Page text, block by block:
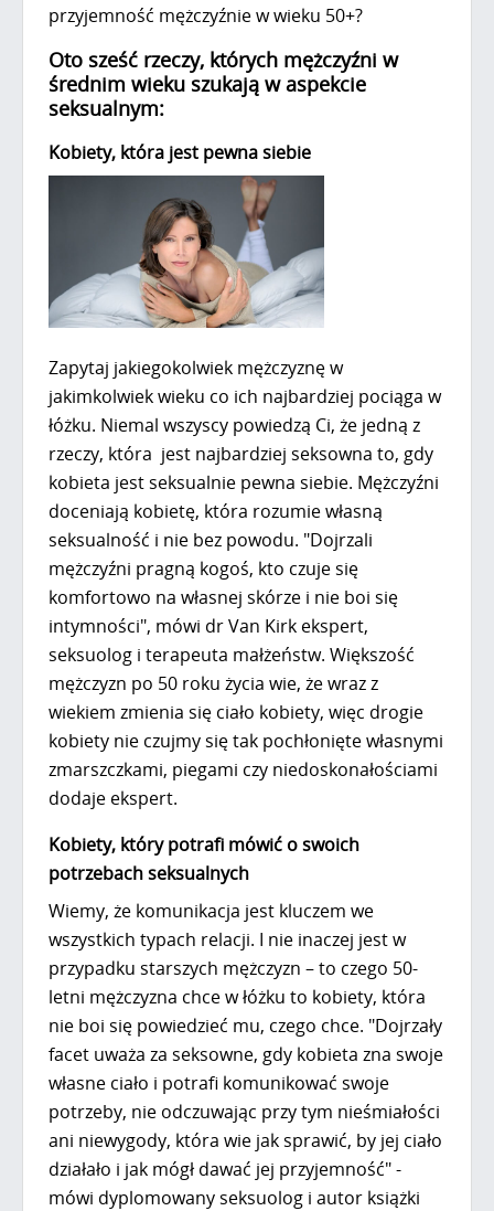
przyjemność mężczyźnie w wieku 50+?
Oto sześć rzeczy, których mężczyźni w
średnim wieku szukają w aspekcie
seksualnym:
Kobiety, która jest pewna siebie
Zapytaj jakiegokolwiek mężczyznę w
jakimkolwiek wieku co ich najbardziej pociąga w
łóżku. Niemal wszyscy powiedzą Ci, że jedną z
rzeczy, która jest najbardziej seksowna to, gdy
kobieta jest seksualnie pewna siebie. Mężczyźni
doceniają kobietę, która rozumie własną
seksualność i nie bez powodu. "Dojrzali
mężczyźni pragną kogoś, kto czuje się
komfortowo na własnej skórze i nie boi się
intymności", mówi dr Van Kirk ekspert,
seksuolog i terapeuta małżeństw. Większość
mężczyzn po 50 roku życia wie, że wraz z
wiekiem zmienia się ciało kobiety, więc drogie
kobiety nie czujmy się tak pochłonięte własnymi
zmarszczkami, piegami czy niedoskonałościami
dodaje ekspert.
Kobiety, który potrafi mówić o swoich
potrzebach seksualnych
Wiemy, że komunikacja jest kluczem we
wszystkich typach relacji. I nie inaczej jest w
przypadku starszych mężczyzn – to czego 50-
letni mężczyzna chce w łóżku to kobiety, która
nie boi się powiedzieć mu, czego chce. "Dojrzały
facet uważa za seksowne, gdy kobieta zna swoje
własne ciało i potrafi komunikować swoje
potrzeby, nie odczuwając przy tym nieśmiałości
ani niewygody, która wie jak sprawić, by jej ciało
działało i jak mógł dawać jej przyjemność" -
mówi dyplomowany seksuolog i autor książki